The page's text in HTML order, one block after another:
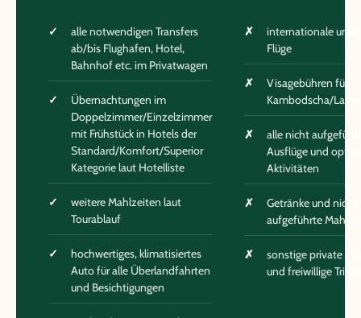
alle notwendigen Transfers
ab/bis Flughafen, Hotel,
Bahnhof etc. im Privatwagen
Übernachtungen im
Doppelzimmer/Einzelzimmer
mit Frühstück in Hotels der
Standard/Komfort/Superior
Kategorie laut Hotelliste
weitere Mahlzeiten laut
Tourablauf
hochwertiges, klimatisiertes
Auto für alle Überlandfahrten
und Besichtigungen
internationale und
Flüge
Visagebühren für
Kambodscha/
alle nicht
Ausflüge und
Aktivitäten
Getränke und nicht
aufgeführte
sonstige private
und freiwillige